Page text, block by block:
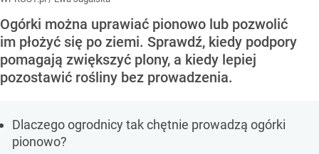
Ogórki można uprawiać pionowo lub pozwolić
im płożyć się po ziemi. Sprawdź, kiedy podpory
pomagają zwiększyć plony, a kiedy lepiej
pozostawić rośliny bez prowadzenia.
Dlaczego ogrodnicy tak chętnie prowadzą ogórki
pionowo?